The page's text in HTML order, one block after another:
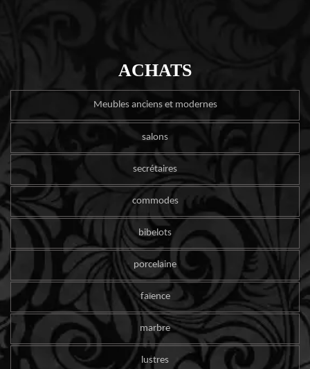
ACHATS
Meubles anciens et modernes
salons
secrétaires
commodes
bibelots
porcelaine
faïence
marbre
lustres